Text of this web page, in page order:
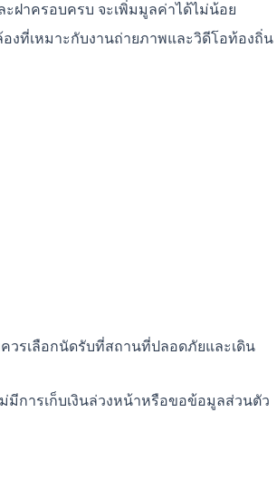
ฝาครอบครบ จะเพิ่มมูลค่าได้ไม่น้อย
งที่เหมาะกับงานถ่ายภาพและวิดีโอท้องถิ่น
วรเลือกนัดรับที่สถานที่ปลอดภัยและเดิน
มีการเก็บเงินล่วงหน้าหรือขอข้อมูลส่วนตัว